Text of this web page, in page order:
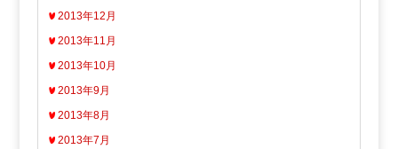
2013年12月
2013年11月
2013年10月
2013年9月
2013年8月
2013年7月